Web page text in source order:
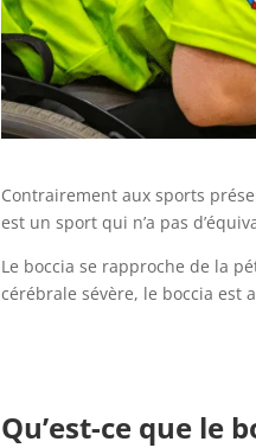
Contrairement aux sports
est un sport qui n’a pas
Le boccia se rapproche de la
cérébrale sévère, le boccia est
Qu’est-ce que le